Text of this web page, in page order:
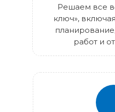
Решаем все
ключ»,
работ и